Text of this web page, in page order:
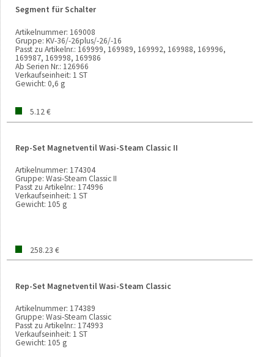
Segment für Schalter
Artikelnummer: 169008
Gruppe: KV-36/-26plus/-26/-16
Passt zu Artikelnr.: 169999, 169989, 169992, 169988, 169996,
169987, 169998, 169986
Ab Serien Nr.: 126966
Verkaufseinheit: 1 ST
Gewicht: 0,6 g
5.12 €
Rep-Set Magnetventil Wasi-Steam Classic II
Artikelnummer: 174304
Gruppe: Wasi-Steam Classic II
Passt zu Artikelnr.: 174996
Verkaufseinheit: 1 ST
Gewicht: 105 g
258.23 €
Rep-Set Magnetventil Wasi-Steam Classic
Artikelnummer: 174389
Gruppe: Wasi-Steam Classic
Passt zu Artikelnr.: 174993
Verkaufseinheit: 1 ST
Gewicht: 105 g